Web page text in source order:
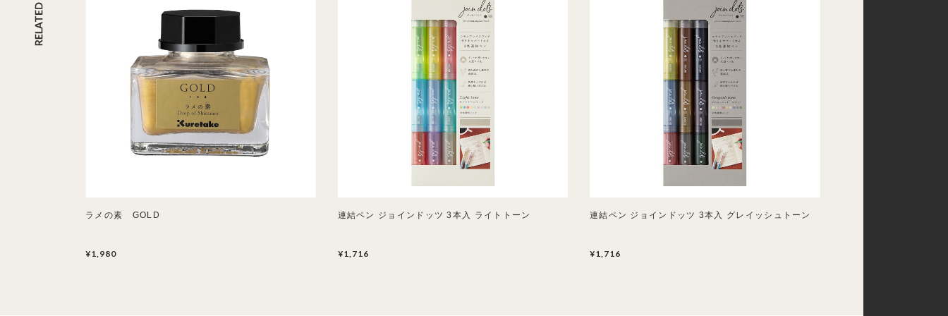
ラメの素 GOLD
¥1,980
連結ペン ジョインドッツ 3本入 ライトトーン
¥1,716
連結ペン ジョインドッツ 3本入 グレイッシュトーン
¥1,716